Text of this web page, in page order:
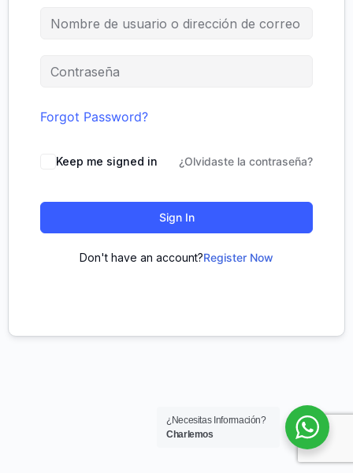
Forgot Password?
Keep me signed in ¿Olvidaste la contraseña?
Sign In
Don't have an account?Register Now
¿Necesitas Información?
Charlemos